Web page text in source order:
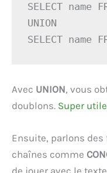
SELECT name
UNION
SELECT name
Avec UNION, vous
doublons. Super
Ensuite, parlons
chaînes comme
de jouer avec le